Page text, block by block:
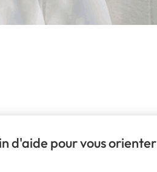
d'aide pour vous orienter